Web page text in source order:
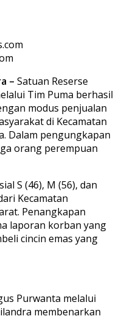
– Satuan Reserse
Tim Puma berhasil
modus penjualan
di Kecamatan
Dalam pengungkapan
orang perempuan
S (46), M (56), dan
Kecamatan
Penangkapan
laporan korban yang
cincin emas yang
Purwanta melalui
membenarkan